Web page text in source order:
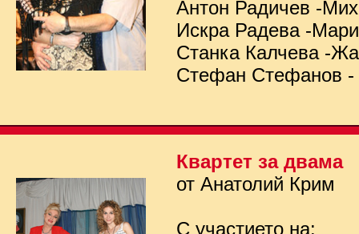
Антон Радичев -
Искра Радева -
Станка Калчева -
Стефан Стефанов
Квартет за двама
от Анатолий Крим
С участието на: